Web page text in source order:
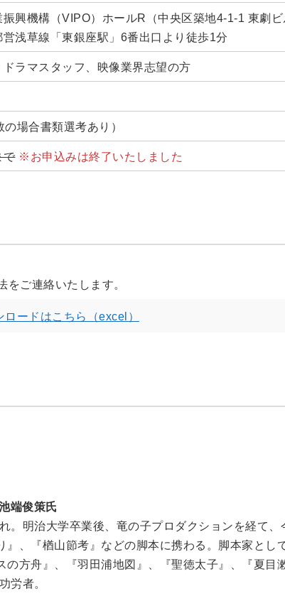
興機構（VIPO）ホールR（中央区築地4-1-1 東劇
営浅草線「東銀座駅」6番出口より徒歩1分
ラマスタッフ、映像業界志望の方
場合書類選考あり）
で ※お申込みは終了いたしました
ご連絡いたします。
ードはこちら（excel）
端俊策氏
。明治大学卒業後、竜の子プロダクションを経て
』、『楢山節考』などの脚本に携わる。脚本家と
の方舟』、『羽田浦地図』、『聖徳太子』、『夏目
労者。